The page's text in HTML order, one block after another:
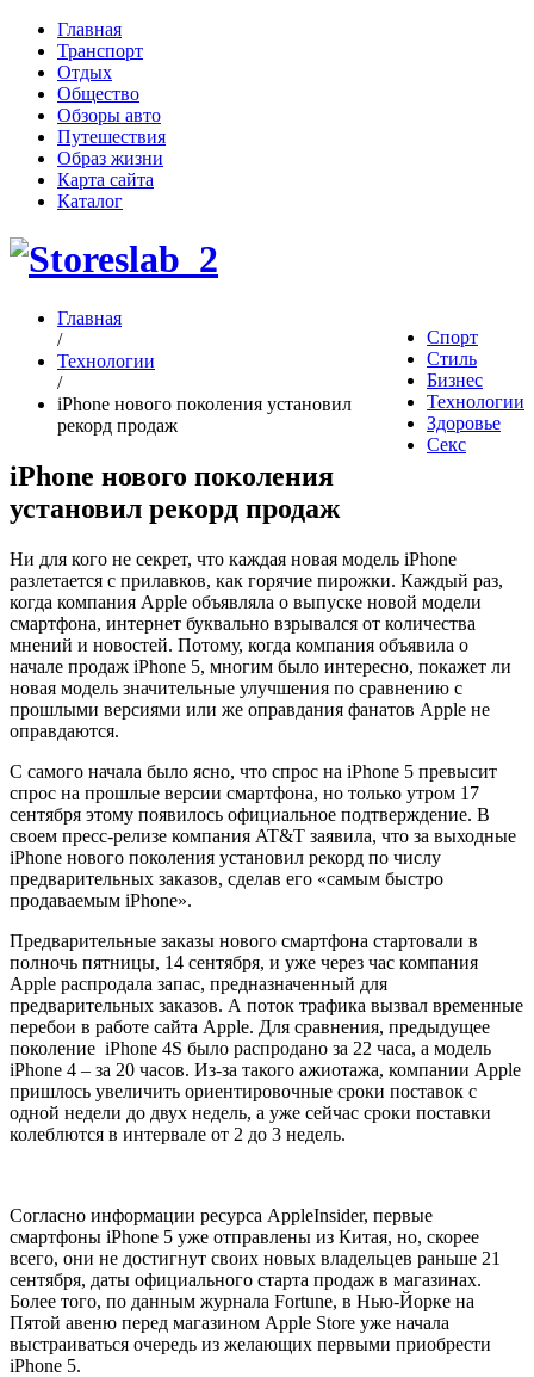
Главная
Транспорт
Отдых
Общество
Обзоры авто
Путешествия
Образ жизни
Карта сайта
Каталог
Спорт
Стиль
Бизнес
Технологии
Здоровье
Секс
Главная
/
Технологии
/
iPhone нового поколения установил
рекорд продаж
iPhone нового поколения
установил рекорд продаж
Ни для кого не секрет, что каждая новая модель iPhone
разлетается с прилавков, как горячие пирожки. Каждый раз,
когда компания Apple объявляла о выпуске новой модели
смартфона, интернет буквально взрывался от количества
мнений и новостей. Потому, когда компания объявила о
начале продаж iPhone 5, многим было интересно, покажет ли
новая модель значительные улучшения по сравнению с
прошлыми версиями или же оправдания фанатов Apple не
оправдаются.
С самого начала было ясно, что спрос на iPhone 5 превысит
спрос на прошлые версии смартфона, но только утром 17
сентября этому появилось официальное подтверждение. В
своем пресс-релизе компания AT&T заявила, что за выходные
iPhone нового поколения установил рекорд по числу
предварительных заказов, сделав его «самым быстро
продаваемым iPhone».
Предварительные заказы нового смартфона стартовали в
полночь пятницы, 14 сентября, и уже через час компания
Apple распродала запас, предназначенный для
предварительных заказов. А поток трафика вызвал временные
перебои в работе сайта Apple. Для сравнения, предыдущее
поколение iPhone 4S было распродано за 22 часа, а модель
iPhone 4 – за 20 часов. Из-за такого ажиотажа, компании Apple
пришлось увеличить ориентировочные сроки поставок с
одной недели до двух недель, а уже сейчас сроки поставки
колеблются в интервале от 2 до 3 недель.
Согласно информации ресурса AppleInsider, первые
смартфоны iPhone 5 уже отправлены из Китая, но, скорее
всего, они не достигнут своих новых владельцев раньше 21
сентября, даты официального старта продаж в магазинах.
Более того, по данным журнала Fortune, в Нью-Йорке на
Пятой авеню перед магазином Apple Store уже начала
выстраиваться очередь из желающих первыми приобрести
iPhone 5.